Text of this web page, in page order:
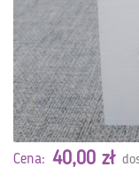
Cena: 40,00 zł